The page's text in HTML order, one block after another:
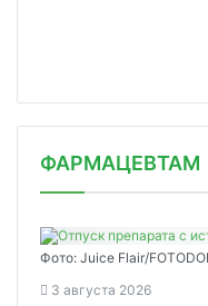
ФАРМАЦЕВТАМ
Фото: Juice Flair/
3 августа 2026